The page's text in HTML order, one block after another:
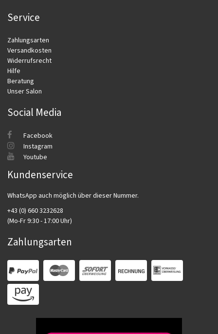
Service
Zahlungsarten
Versandkosten
Widerrufsrecht
Hilfe
Beratung
Unser Salon
Social Media
Facebook
Instagram
Youtube
Kundenservice
WhatsApp auch möglich über dieser Nummer.
+43 (0) 660 3232628
(Mo-Fr 9:30 - 17:00 Uhr)
Zahlungsarten